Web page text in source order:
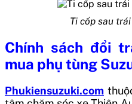
Ti cốp sau
Chính sách đổi
mua phụ tùng
Phukiensuzuki.com